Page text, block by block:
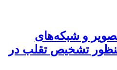
و شبکه‌های
تشخیص تقلب در